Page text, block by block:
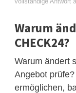
Warum
CHECK24?
Warum ändert
Angebot
ermöglichen,